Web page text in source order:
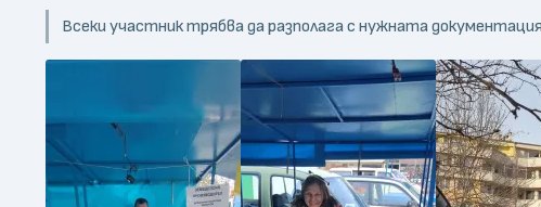
Всеки участник трябва да разполага с нужната